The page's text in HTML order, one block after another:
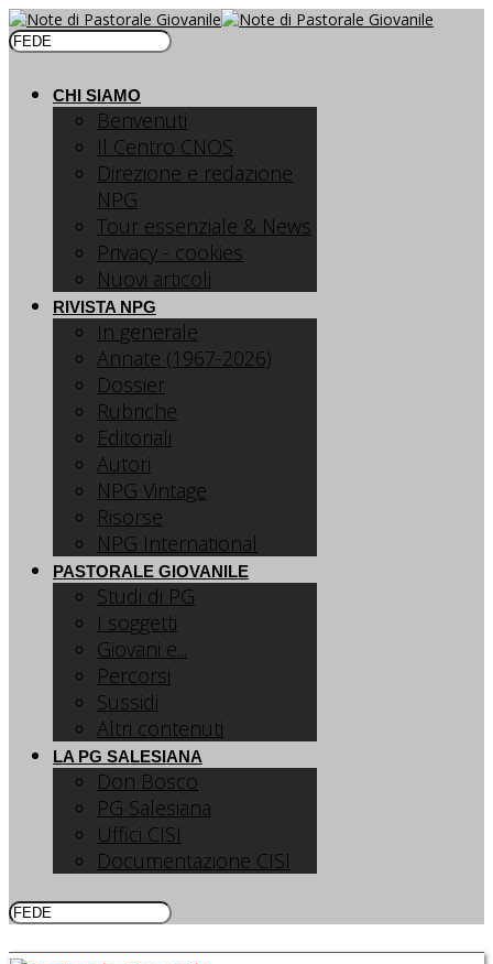
CHI SIAMO
Benvenuti
Il Centro CNOS
Direzione e redazione
NPG
Tour essenziale & News
Privacy - cookies
Nuovi articoli
RIVISTA NPG
In generale
Annate (1967-2026)
Dossier
Rubriche
Editoriali
Autori
NPG Vintage
Risorse
NPG International
PASTORALE GIOVANILE
Studi di PG
I soggetti
Giovani e...
Percorsi
Sussidi
Altri contenuti
LA PG SALESIANA
Don Bosco
PG Salesiana
Uffici CISI
Documentazione CISI